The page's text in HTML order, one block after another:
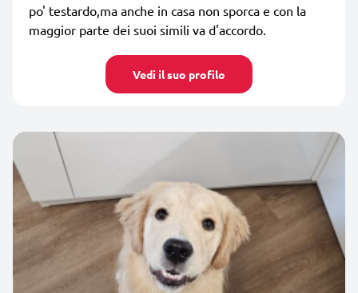
po' testardo,ma anche in casa non sporca e con la
maggior parte dei suoi simili va d'accordo.
Vedi il suo profilo